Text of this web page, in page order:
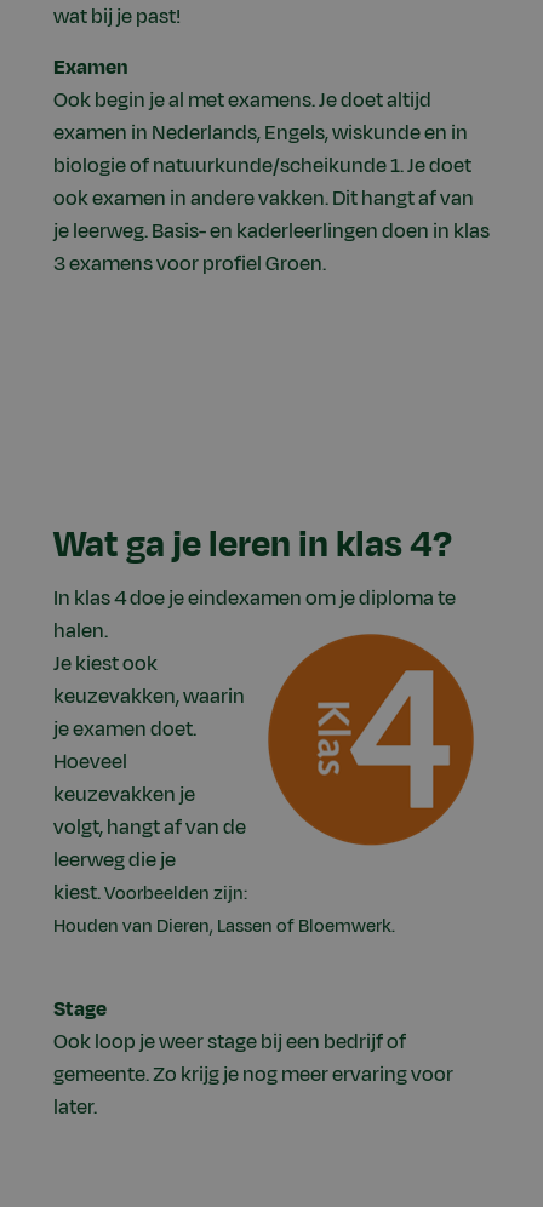
wat bij je past!
Examen
Ook begin je al met examens. Je doet altijd
examen in Nederlands, Engels, wiskunde en in
biologie of natuurkunde/scheikunde 1. Je doet
ook examen in andere vakken. Dit hangt af van
je leerweg. Basis- en kaderleerlingen doen in klas
3 examens voor profiel Groen.
Wat ga je leren in klas 4?
In klas 4 doe je eindexamen om je diploma te
halen.
Je kiest ook
keuzevakken, waarin
je examen doet.
Hoeveel
keuzevakken je
volgt, hangt af van de
leerweg die je
kiest.Voorbeelden zijn:
Houden van Dieren, Lassen of Bloemwerk.
Stage
Ook loop je weer stage bij een bedrijf of
gemeente. Zo krijg je nog meer ervaring voor
later.